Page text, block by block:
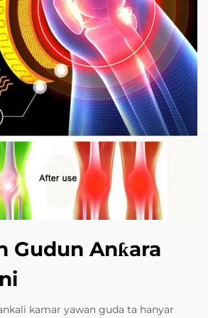
Gudun Anƙara
kamar yawan guda ta hanyar